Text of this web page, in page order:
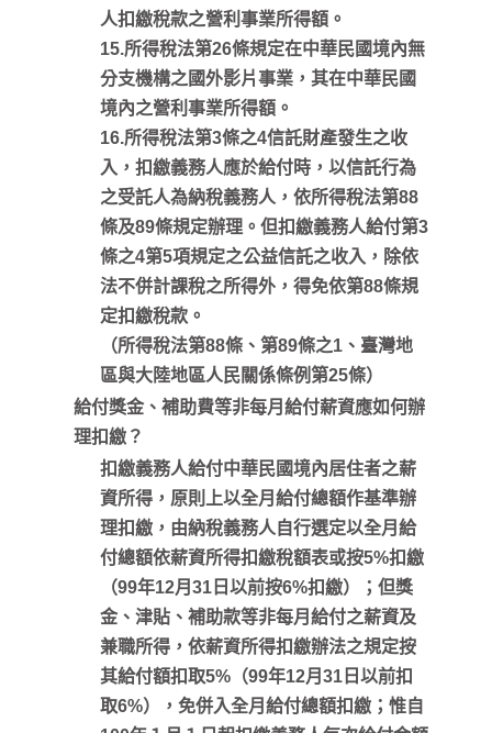
人扣繳稅款之營利事業所得額。
15.所得稅法第26條規定在中華民國境內無
分支機構之國外影片事業，其在中華民國
境內之營利事業所得額。
16.所得稅法第3條之4信託財產發生之收
入，扣繳義務人應於給付時，以信託行為
之受託人為納稅義務人，依所得稅法第88
條及89條規定辦理。但扣繳義務人給付第3
條之4第5項規定之公益信託之收入，除依
法不併計課稅之所得外，得免依第88條規
定扣繳稅款。
（所得稅法第88條、第89條之1、臺灣地
區與大陸地區人民關係條例第25條）
給付獎金、補助費等非每月給付薪資應如何辦
理扣繳？
扣繳義務人給付中華民國境內居住者之薪
資所得，原則上以全月給付總額作基準辦
理扣繳，由納稅義務人自行選定以全月給
付總額依薪資所得扣繳稅額表或按5%扣繳
（99年12月31日以前按6%扣繳）；但獎
金、津貼、補助款等非每月給付之薪資及
兼職所得，依薪資所得扣繳辦法之規定按
其給付額扣取5%（99年12月31日以前扣
取6%），免併入全月給付總額扣繳；惟自